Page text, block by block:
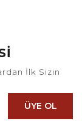
İlk Sizin
ÜYE OL